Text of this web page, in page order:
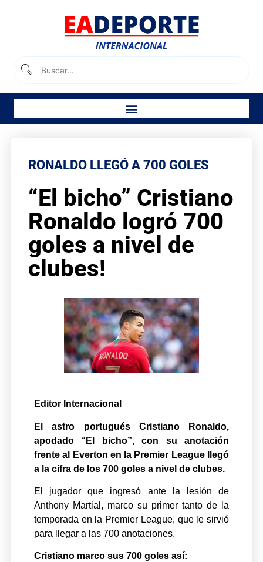
RONALDO LLEGÓ A 700 GOLES
“El bicho” Cristiano
Ronaldo logró 700
goles a nivel de
clubes!
Editor Internacional
El astro portugués
Cristiano Ronaldo,
apodado “El bicho”, con su anotación
frente al Everton en la Premier League llegó
a la cifra de los 700 goles a nivel de clubes.
El jugador que ingresó ante la lesión de
Anthony Martial, marco su primer tanto de la
temporada en la Premier League, que le sirvió
para llegar a las 700 anotaciones.
Cristiano marco sus 700 goles así: